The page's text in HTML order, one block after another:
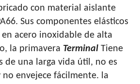
con material aislante
Sus componentes elásticos
acero inoxidable de alta
la primavera Terminal Tiene
de una larga vida útil, no es
envejece fácilmente. la